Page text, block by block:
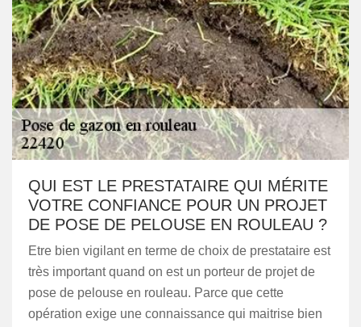
QUI EST LE PRESTATAIRE QUI MÉRITE
VOTRE CONFIANCE POUR UN PROJET
DE POSE DE PELOUSE EN ROULEAU ?
Etre bien vigilant en terme de choix de prestataire est
très important quand on est un porteur de projet de
pose de pelouse en rouleau. Parce que cette
opération exige une connaissance qui maitrise bien